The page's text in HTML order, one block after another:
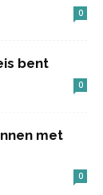
0
bent
0
met
0